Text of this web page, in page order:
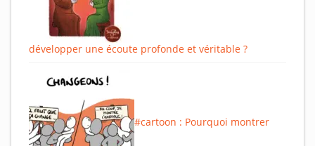
développer une écoute profonde et véritable ?
#cartoon : Pourquoi montrer